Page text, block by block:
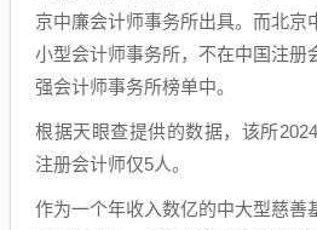
京中廉会计师事务所出具。而北京
小型会计师事务所，不在中国注册
强会计师事务所榜单中。
根据天眼查提供的数据，该所
注册会计师仅5人。
作为一个年收入数亿的中大型慈善